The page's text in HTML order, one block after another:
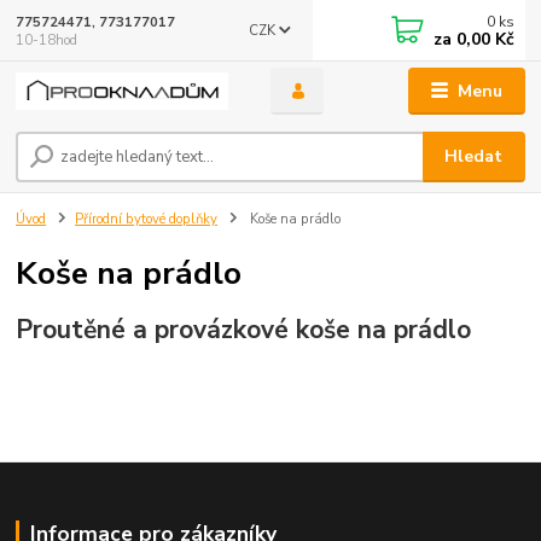
Menu
CZK
Hledat
775724471, 773177017
10-18hod
0 ks
za 0,00 Kč
Úvod Přírodní bytové doplňky Koše na prádlo
Koše na prádlo
Proutěné a provázkové koše na prádlo
Informace pro zákazníky